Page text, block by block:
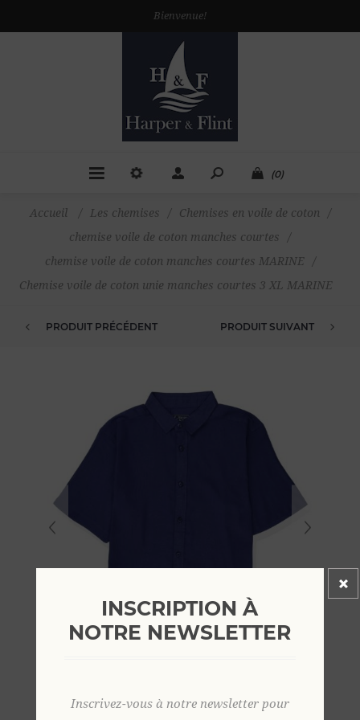
Bienvenue!
(0)
Accueil / Les chemises / Chemises en voile de coton
/
chemise voile de coton manches courtes
/
chemise voile de coton manches courtes MARINE
/
Chemise voile de coton unie manches courtes 3 XL MARINE
PRODUIT PRÉCÉDENT PRODUIT SUIVANT
INSCRIPTION À
NOTRE NEWSLETTER
Inscrivez-vous à notre newsletter pour